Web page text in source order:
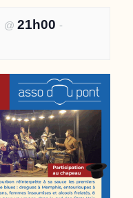
@ 21h00 -